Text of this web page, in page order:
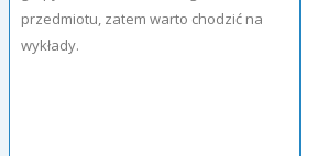
przedmiotu, zatem warto chodzić na
wykłady.